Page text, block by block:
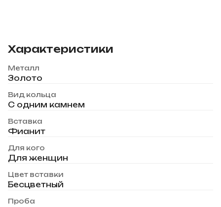
Характеристики
Металл
Золото
Вид кольца
С одним камнем
Вставка
Фианит
Для кого
Для женщин
Цвет вставки
Бесцветный
Проба